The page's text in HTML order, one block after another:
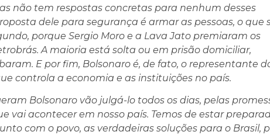
não tem respostas concretas para nenhum desses
dele para segurança é armar as pessoas, o que
porque Sergio Moro e a Lava Jato premiaram os
A maioria está solta ou em prisão domiciliar,
E por fim, Bolsonaro é, de fato, o representante
controla a economia e as instituições no país.
Bolsonaro vão julgá-lo todos os dias, pelas
vai acontecer em nosso país. Temos de estar
com o povo, as verdadeiras soluções para o Brasil,